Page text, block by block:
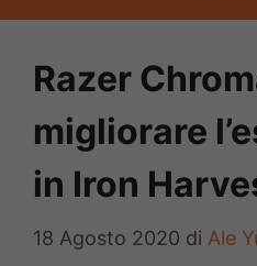
Razer
migliorare
in Iron
18 Agosto 2020 di Ale